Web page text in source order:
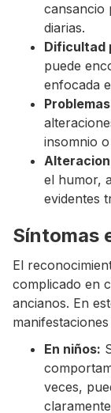
cansancio
diarias.
Dificultad
puede
enfocada
insomnio
el humor,
evidentes
Síntomas
El
complicado en
ancianos. En
En niños:
veces,